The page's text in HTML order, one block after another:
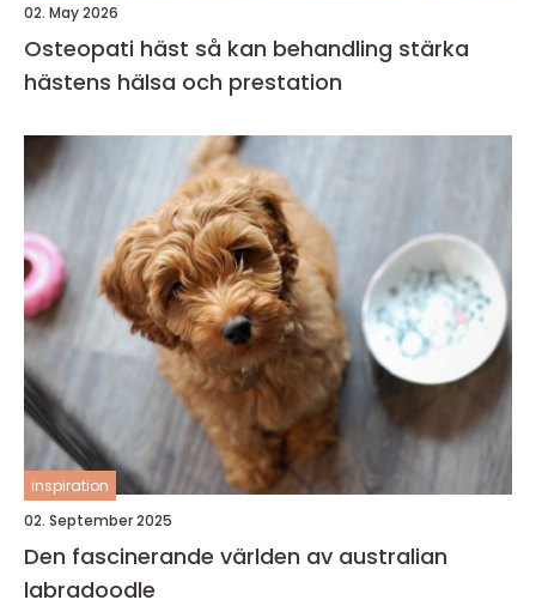
02. May 2026
Osteopati häst så kan behandling stärka
hästens hälsa och prestation
inspiration
02. September 2025
Den fascinerande världen av australian
labradoodle